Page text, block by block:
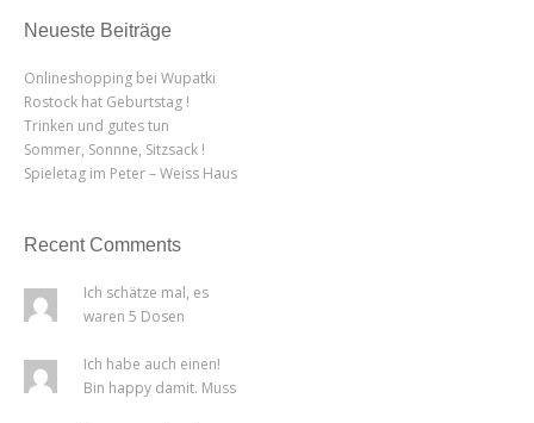
Neueste Beiträge
Onlineshopping bei Wupatki
Rostock hat Geburtstag !
Trinken und gutes tun
Sommer, Sonnne, Sitzsack !
Spieletag im Peter – Weiss Haus
Recent Comments
Ich schätze mal, es
waren 5 Dosen
Ich habe auch einen!
Bin happy damit. Muss